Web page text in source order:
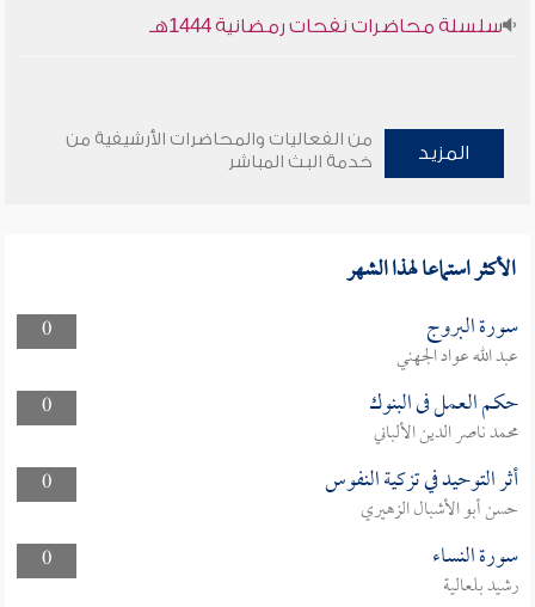
سلسلة محاضرات نفحات رمضانية 1444هـ
المزيد
من الفعاليات والمحاضرات الأرشيفية من
خدمة البث المباشر
الأكثر استماعا لهذا الشهر
0 سورة البروج
عبد الله عواد الجهني
0
حكم العمل فى البنوك
محمد ناصر الدين الألباني
0
أثر التوحيد في تزكية النفوس
حسن أبو الأشبال الزهيري
0
سورة النساء
رشيد بلعالية